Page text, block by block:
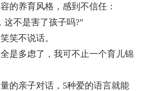
的养育风格，感到不信任：
这不是害了孩子吗?”
笑不说话。
是多虑了，我可不止一个育儿锦
的亲子对话，5种爱的语言就能